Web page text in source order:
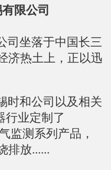
限公司
司坐落于中国长三
济热土上，正以迅
时和公司以及相关
行业定制了
监测系列产品，
排放......